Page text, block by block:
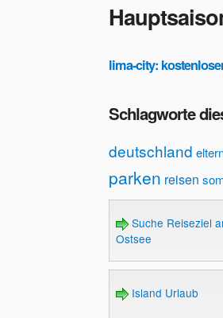
lima-city:
Schlagworte
deutschland
parken reisen
Suche Reiseziel
Ostsee
Island Urlaub